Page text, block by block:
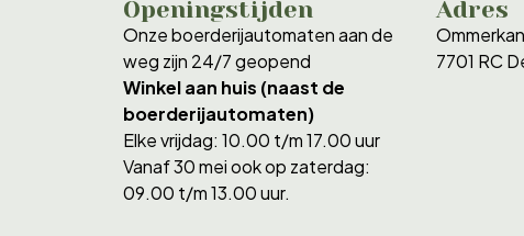
Openingstijden
Onze boerderijautomaten aan de
weg zijn 24/7 geopend
Winkel aan huis (naast de
boerderijautomaten)
Elke vrijdag: 10.00 t/m 17.00 uur
Vanaf 30 mei ook op zaterdag:
09.00 t/m 13.00 uur.
Adres
7701 RC